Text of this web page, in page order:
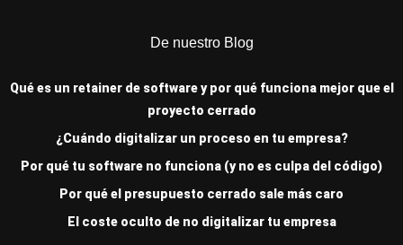
De nuestro Blog
Qué es un retainer de software y por qué funciona mejor que el
proyecto cerrado
¿Cuándo digitalizar un proceso en tu empresa?
Por qué tu software no funciona (y no es culpa del código)
Por qué el presupuesto cerrado sale más caro
El coste oculto de no digitalizar tu empresa